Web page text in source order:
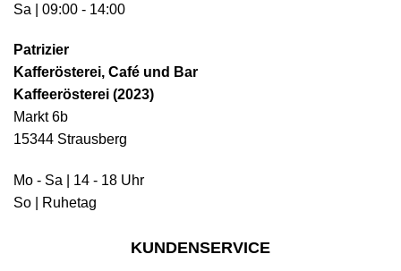
Sa | 09:00 - 14:00
Patrizier
Kafferösterei, Café und Bar
Kaffeerösterei (2023)
Markt 6b
15344 Strausberg
Mo - Sa | 14 - 18 Uhr
So | Ruhetag
KUNDENSERVICE